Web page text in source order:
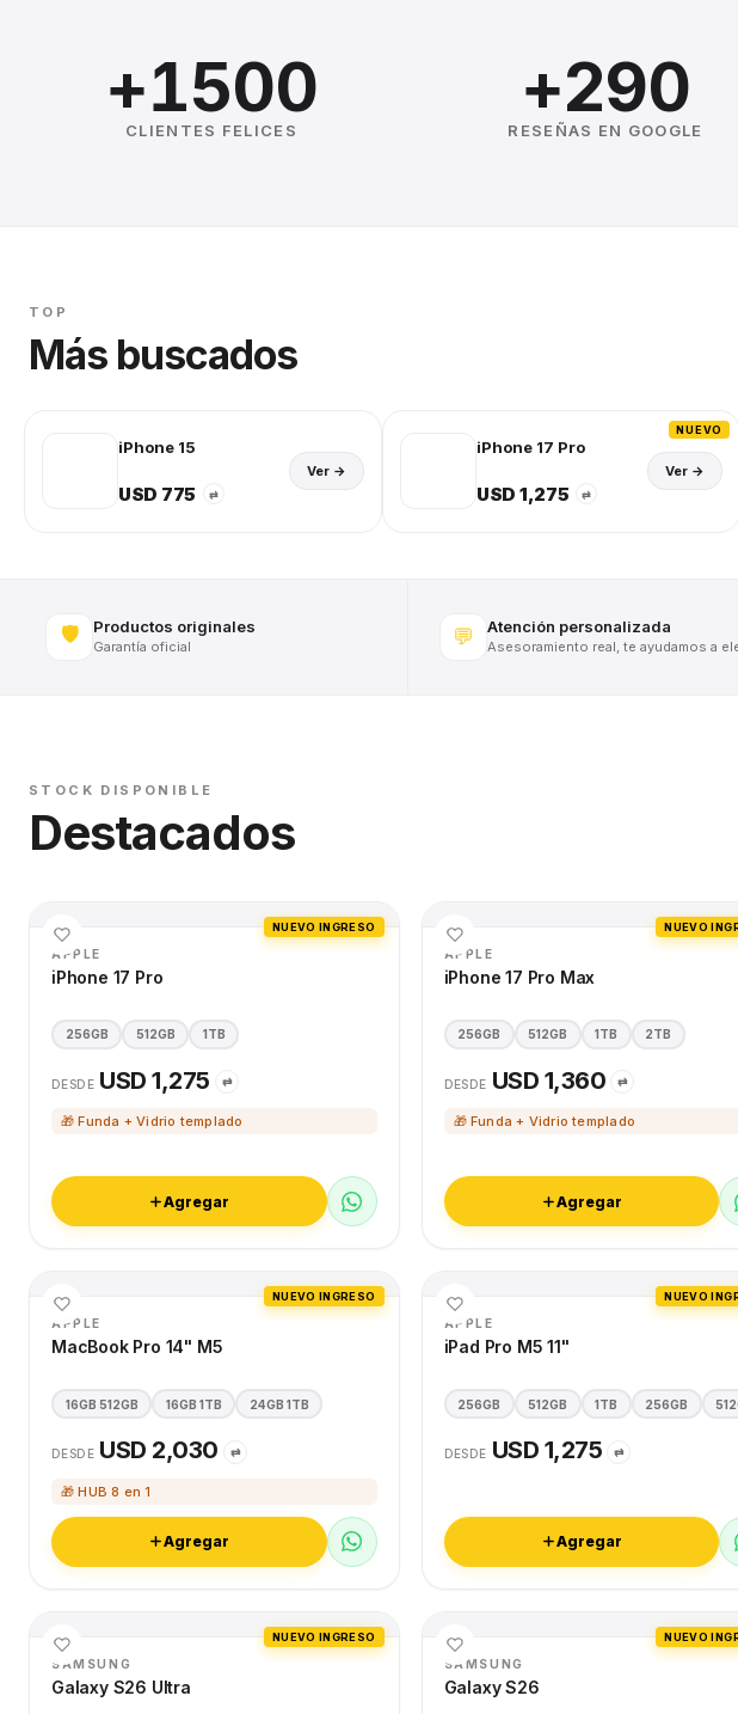
+1500
CLIENTES FELICES
+290
RESEÑAS EN GOOGLE
TOP
Más buscados
iPhone 15
USD 775 ⇄
Ver →
NUEVO
iPhone 17 Pro
USD 1,275 ⇄
Ver →
🛡️ Productos originales
Garantía oficial 💬 Atención personalizada
Asesoramiento real, te ayudamos a
STOCK DISPONIBLE
Destacados
NUEVO INGRESO
APPLE
iPhone 17 Pro
256GB 512GB 1TB
DESDE USD 1,275 ⇄
🎁 Funda + Vidrio templado
Agregar
NUEVO
APPLE
iPhone 17 Pro Max
256GB 512GB 1TB 2TB
DESDE USD 1,360 ⇄
🎁 Funda + Vidrio templado
Agregar
NUEVO INGRESO
APPLE
MacBook Pro 14" M5
16GB 512GB 16GB 1TB 24GB 1TB
DESDE USD 2,030 ⇄
🎁 HUB 8 en 1
Agregar
NUEVO
APPLE
iPad Pro M5 11"
256GB 512GB 1TB 256GB
DESDE USD 1,275 ⇄
Agregar
NUEVO INGRESO
SAMSUNG
Galaxy S26 Ultra
NUEVO
SAMSUNG
Galaxy S26